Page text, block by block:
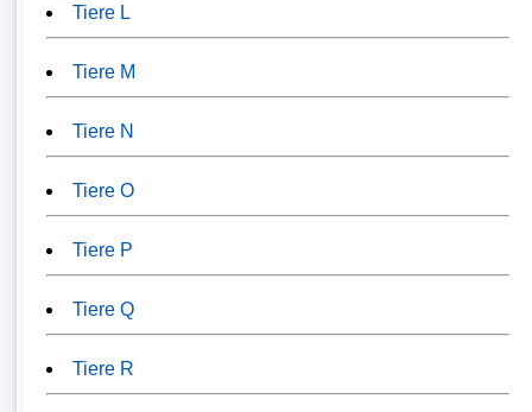
Tiere L
Tiere M
Tiere N
Tiere O
Tiere P
Tiere Q
Tiere R